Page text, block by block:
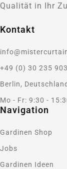
Qualität in Ihr
Kontakt
+49 (0) 30 235
Berlin, Deutschland
Mo - Fr: 9:30 -
Navigation
Gardinen Shop
Jobs
Gardinen Ideen